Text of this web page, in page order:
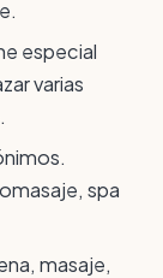
especial
varias
spa
masaje,